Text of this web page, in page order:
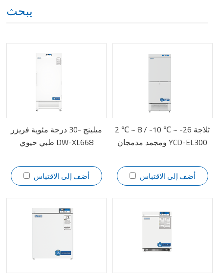
يبحث
ميلينج -30 درجة مئوية فريزر
طبي حيوي DW-XL668
أضف إلى الاقتباس
2 ℃ ~ 8 / -10 ℃ ~ -26 ثلاجة
ومجمد مدمجان YCD-EL300
أضف إلى الاقتباس